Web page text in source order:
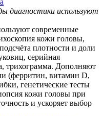
диагностики используют
современные
кожи головы,
плотности и доли
серийная
трихограмма. Дополняют
(ферритин, витамин D,
генетические тесты
кожи головы при
и ускоряет выбор